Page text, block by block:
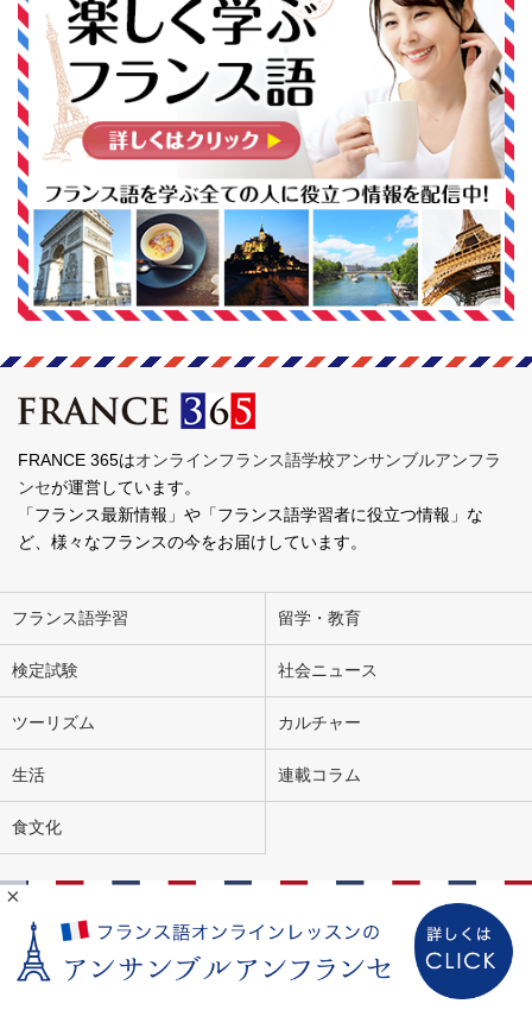
FRANCE 365はオンラインフランス語学校アンサンブルアンフラ
ンセが運営しています。
「フランス最新情報」や「フランス語学習者に役立つ情報」な
ど、様々なフランスの今をお届けしています。
フランス語学習 留学・教育
検定試験 社会ニュース
ツーリズム カルチャー
生活 連載コラム
食文化
個人情報の取り扱いについて
×